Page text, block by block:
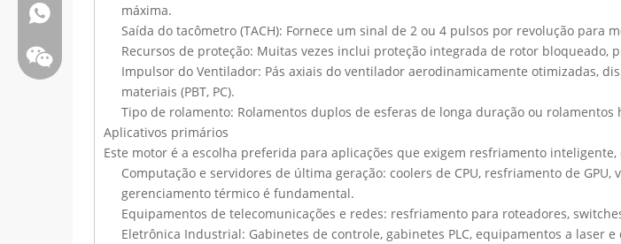
máxima.
Saída do tacômetro (TACH): Fornece um sinal de 2 ou 4 pulsos por revolução
Recursos de proteção: Muitas vezes inclui proteção integrada de rotor
Impulsor do Ventilador: Pás axiais do ventilador aerodinamicamente otimizadas,
materiais (PBT, PC).
Tipo de rolamento: Rolamentos duplos de esferas de longa duração ou
Aplicativos primários
Este motor é a escolha preferida para aplicações que exigem resfriamento inteligente,
Computação e servidores de última geração: coolers de CPU, resfriamento de
gerenciamento térmico é fundamental.
Equipamentos de telecomunicações e redes: resfriamento para roteadores,
Eletrônica Industrial: Gabinetes de controle, gabinetes PLC, equipamentos a laser
Whatsapp:+86 13808637315